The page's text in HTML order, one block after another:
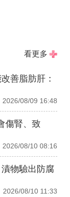
看更多
善脂肪肝：
2026/08/09 16:48
傷腎、致
2026/08/10 08:16
物驗出防腐
2026/08/10 11:33